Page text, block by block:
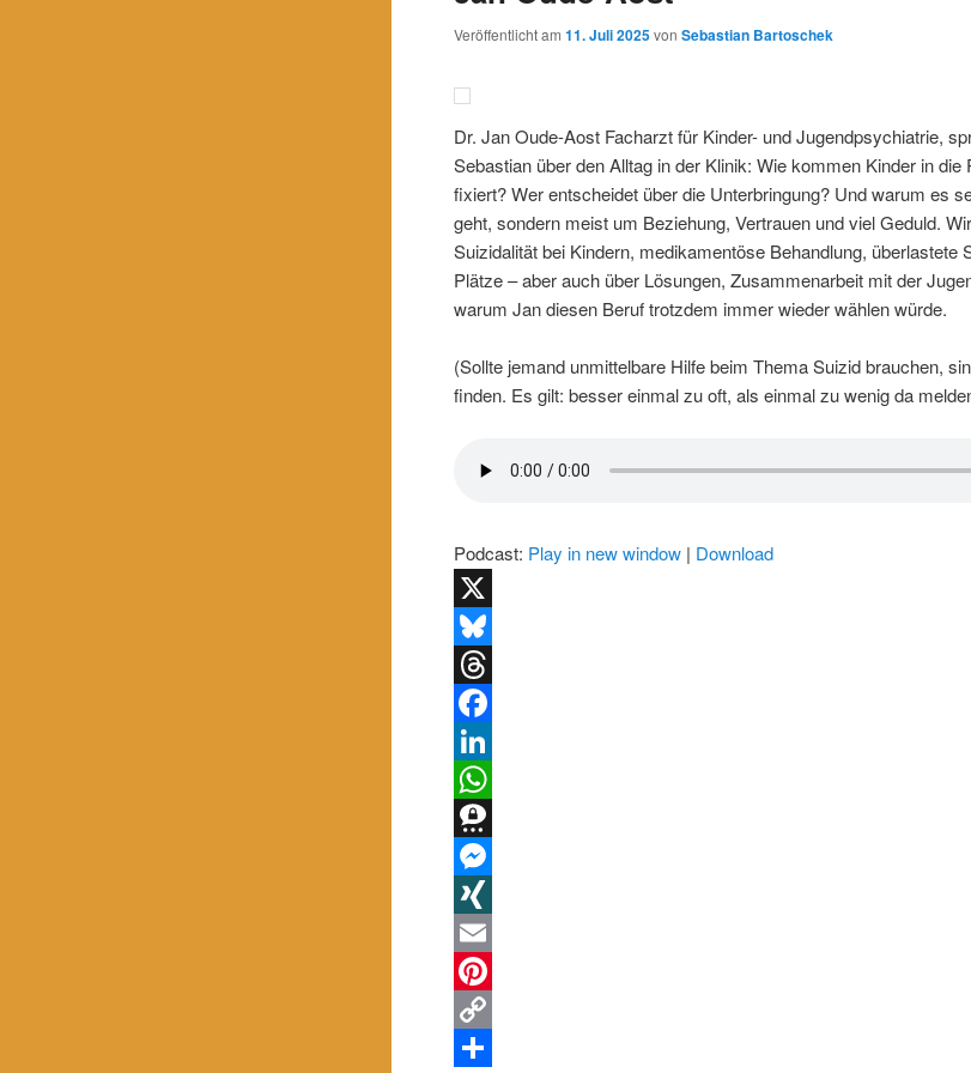
Veröffentlicht am11. Juli 2025 vonSebastian Bartoschek
Dr. Jan Oude-Aost Facharzt für Kinder- und Jugendpsychiatrie,
Sebastian über den Alltag in der Klinik: Wie kommen Kinder in die
fixiert? Wer entscheidet über die Unterbringung? Und warum es
geht, sondern meist um Beziehung, Vertrauen und viel Geduld.
Suizidalität bei Kindern, medikamentöse Behandlung, überlastete
Plätze – aber auch über Lösungen, Zusammenarbeit mit der
warum Jan diesen Beruf trotzdem immer wieder wählen würde.
(Sollte jemand unmittelbare Hilfe beim Thema Suizid brauchen,
finden. Es gilt: besser einmal zu oft, als einmal zu wenig da
Podcast: Play in new window | Download
X
Bluesky
Threads
Facebook
LinkedIn
WhatsApp
Threema
Messenger
XING
Email
Pinterest
Copy